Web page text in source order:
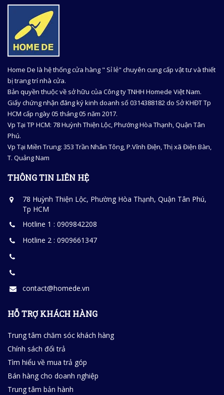
Home De là hệ thống cửa hàng " Sỉ lẻ" chuyên cung cấp vật tư và thiết
bị trang trí nhà cửa.
Bản quyền thuộc về sở hữu của Công ty TNHH Homede Việt Nam.
Giấy chứng nhận đăng ký kinh doanh số 0314388182 do Sở KHĐT Tp
HCM cấp ngày 05 tháng 05 năm 2017.
Vp Tại TP HCM: 78 Huỳnh Thiện Lộc, Phướng Hòa Thạnh, Quận Tân
Phú.
Vp Tại Miền Trung: 353 Trần Nhân Tông, P.Vĩnh Điện, Thị xã Điện Bàn,
T. Quảng Nam
THÔNG TIN LIÊN HỆ
78 Huỳnh Thiện Lộc, Phường Hòa Thạnh, Quận Tân Phú,
Tp HCM
Hotline 1 : 0909842208
Hotline 2 : 0909661347
contact@homede.vn
HỖ TRỢ KHÁCH HÀNG
Trung tâm chăm sóc khách hàng
Chính sách đổi trả
Tìm hiểu về mua trả góp
Bán hàng cho doanh nghiệp
Trung tâm bản hành